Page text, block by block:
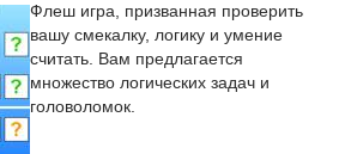
Флеш игра, призванная проверить
вашу смекалку, логику и умение
считать. Вам предлагается
множество логических задач и
головоломок.